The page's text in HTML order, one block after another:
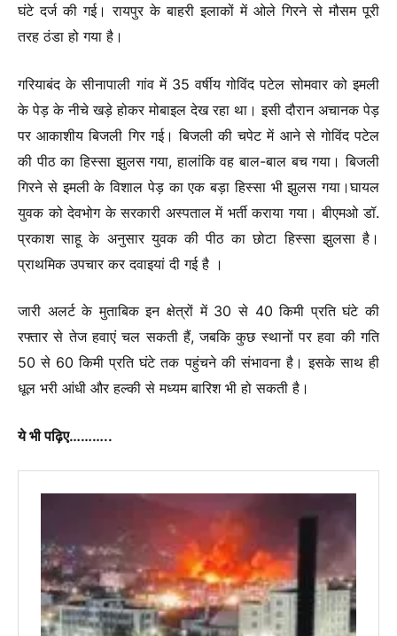
घंटे दर्ज की गई। रायपुर के बाहरी इलाकों में ओले गिरने से मौसम पूरी
तरह ठंडा हो गया है।
गरियाबंद के सीनापाली गांव में 35 वर्षीय गोविंद पटेल सोमवार को इमली
के पेड़ के नीचे खड़े होकर मोबाइल देख रहा था। इसी दौरान अचानक पेड़
पर आकाशीय बिजली गिर गई। बिजली की चपेट में आने से गोविंद पटेल
की पीठ का हिस्सा झुलस गया, हालांकि वह बाल-बाल बच गया। बिजली
गिरने से इमली के विशाल पेड़ का एक बड़ा हिस्सा भी झुलस गया।घायल
युवक को देवभोग के सरकारी अस्पताल में भर्ती कराया गया। बीएमओ डॉ.
प्रकाश साहू के अनुसार युवक की पीठ का छोटा हिस्सा झुलसा है।
प्राथमिक उपचार कर दवाइयां दी गई है ।
जारी अलर्ट के मुताबिक इन क्षेत्रों में 30 से 40 किमी प्रति घंटे की
रफ्तार से तेज हवाएं चल सकती हैं, जबकि कुछ स्थानों पर हवा की गति
50 से 60 किमी प्रति घंटे तक पहुंचने की संभावना है। इसके साथ ही
धूल भरी आंधी और हल्की से मध्यम बारिश भी हो सकती है।
ये भी पढ़िए………..